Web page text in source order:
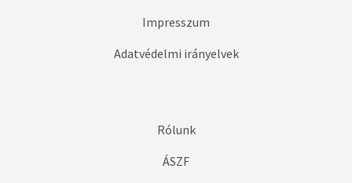
Impresszum
Adatvédelmi irányelvek
Rólunk
ÁSZF